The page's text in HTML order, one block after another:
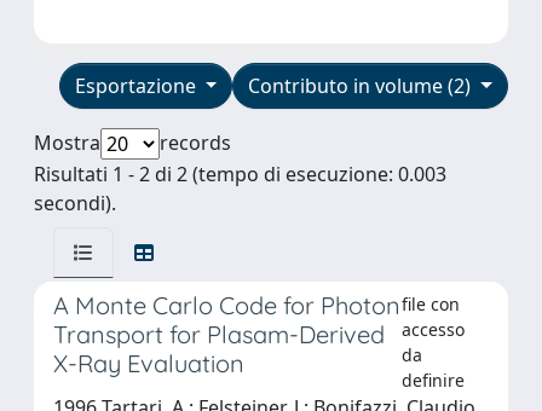
Contributo in volume (2)
Esportazione
Mostra
records
Risultati 1 - 2 di 2 (tempo di esecuzione: 0.003
secondi).
A Monte Carlo Code for Photon
Transport for Plasam-Derived
X-Ray Evaluation
file con
accesso
da
definire